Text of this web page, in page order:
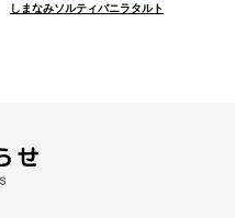
しまなみソルティバニラタルト